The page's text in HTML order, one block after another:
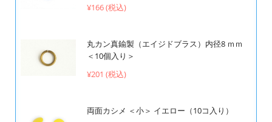
¥166 (税込)
丸カン真鍮製（エイジドブラス）内径8 ｍｍ
＜10個入り＞
¥201 (税込)
両面カシメ ＜小＞ イエロー（10コ入り）